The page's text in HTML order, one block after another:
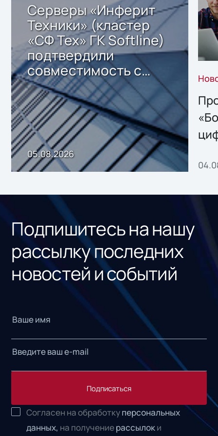
Серверы «Инферит
Техники» (кластер
«СФ Тех» ГК Softline)
подтвердили
совместимость с
решением Sharx
Storage 2.x для
хранения данных
05.08.2026
Подпишитесь на нашу
рассылку последних
новостей и событий
Подписаться
Согласен на обработкуперсональных
данных, на получениерассылоки